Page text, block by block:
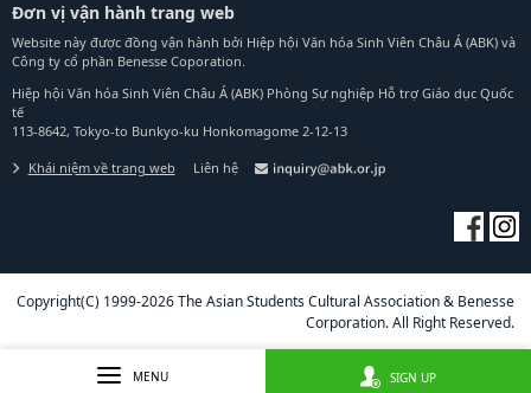
Đơn vị vận hành trang web
Website này được đồng vận hành bởi Hiệp hội Văn hóa Sinh Viên Châu Á (ABK) và
Công ty cổ phần Benesse Coporation.
Hiệp hội Văn hóa Sinh Viên Châu Á (ABK) Phòng Sự nghiệp Hỗ trợ Giáo dục Quốc
tế
113-8642, Tokyo-to Bunkyo-ku Honkomagome 2-12-13
Khái niệm về trang web Liên hệ
Copyright(C) 1999-2026 The Asian Students Cultural Association & Benesse
Corporation. All Right Reserved.
MENU SIGN UP